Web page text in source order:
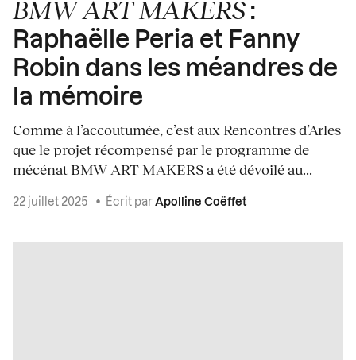
BMW ART MAKERS :
Raphaëlle Peria et Fanny
Robin dans les méandres de
la mémoire
Comme à l’accoutumée, c’est aux Rencontres d’Arles
que le projet récompensé par le programme de
mécénat BMW ART MAKERS a été dévoilé au...
22 juillet 2025 • Écrit par Apolline Coëffet